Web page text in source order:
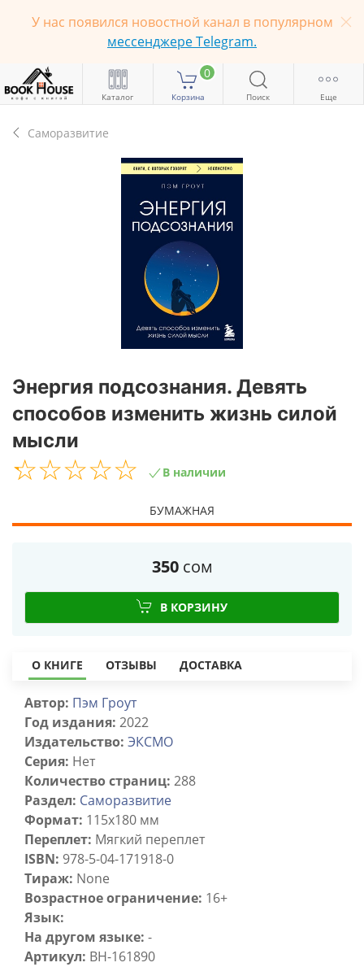
У нас появился новостной канал в популярном
мессенджере Telegram.
Каталог
0
Корзина Поиск Еще
Саморазвитие
Энергия подсознания. Девять
способов изменить жизнь силой
мысли
☆☆☆☆☆
★★★★★ В наличии
БУМАЖНАЯ
350 сом
В КОРЗИНУ
О КНИГЕ ОТЗЫВЫ ДОСТАВКА
Автор: Пэм Гроут
Год издания: 2022
Издательство: ЭКСМО
Серия: Нет
Количество страниц: 288
Раздел: Саморазвитие
Формат: 115x180 мм
Переплет: Мягкий переплет
ISBN: 978-5-04-171918-0
Тираж: None
Возрастное ограничение: 16+
Язык:
На другом языке: -
Артикул: BH-161890